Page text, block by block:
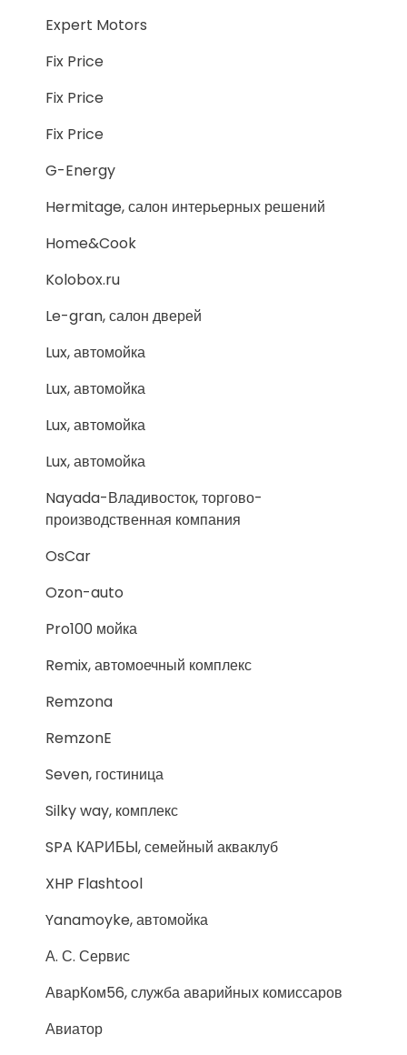
Expert Motors
Fix Price
Fix Price
Fix Price
G-Energy
Hermitage, салон интерьерных решений
Home&Cook
Kolobox.ru
Le-gran, салон дверей
Lux, автомойка
Lux, автомойка
Lux, автомойка
Lux, автомойка
Nayada-Владивосток, торгово-
производственная компания
OsCar
Ozon-auto
Pro100 мойка
Remix, автомоечный комплекс
Remzona
RemzonE
Seven, гостиница
Silky way, комплекс
SPA КАРИБЫ, семейный акваклуб
XHP Flashtool
Yanamoyke, автомойка
А. С. Сервис
АварКом56, служба аварийных комиссаров
Авиатор